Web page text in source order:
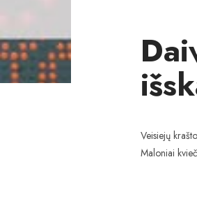
Veisiejų
Maloniai